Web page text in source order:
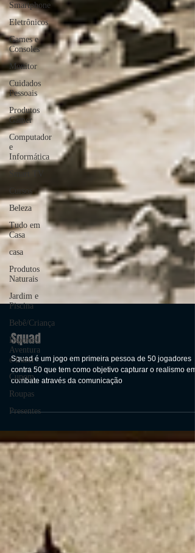
Smartphone
Eletrônicos
Games e
Consoles
Monitor
Cuidados
Pessoais
Produtos
Gamer
Computador
e
Informática
Cursos
Beleza
Tudo em
Casa
casa
Produtos
Naturais
Jardim e
Piscina
Bebê/Criança
Esportes,
Aventura
e Lazer
Cupom
Roupas
Presentes
Squad
Squad é um jogo em primeira pessoa de 50 jogadores
combate através da comunicação